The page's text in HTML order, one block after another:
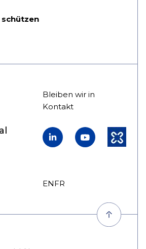
Bleiben wir in
Kontakt
LinkedInYouTubeKununu
DE
ENFR